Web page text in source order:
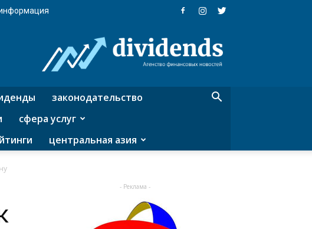
агентство
финансовых
законодательство
сфера услуг
центральная азия
- Реклама -